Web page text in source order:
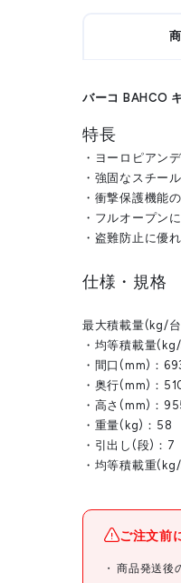
バーコ BAHCO
特長
・ヨーロピアン
・強固なスチー
・衝撃保護機能
・フルオープン
・盗難防止に優
仕様・規格
最大積載量(kg/
・均等積載量
・間口(mm)：
・奥行(mm)：
・高さ(mm)：
・重量(kg)：58
・引出し(段)：7
・均等積載重
ご注文前
商品発送後